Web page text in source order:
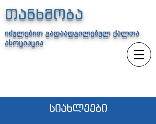
თანხმობა
იძულებით გადაადგილებულ ქალთა
ასოციაცია
სიახლეები